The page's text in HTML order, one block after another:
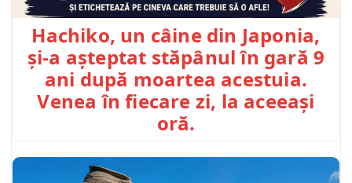
Hachiko, un câine din Japonia,
și-a așteptat stăpânul în gară 9
ani după moartea acestuia.
Venea în fiecare zi, la aceeași
oră.